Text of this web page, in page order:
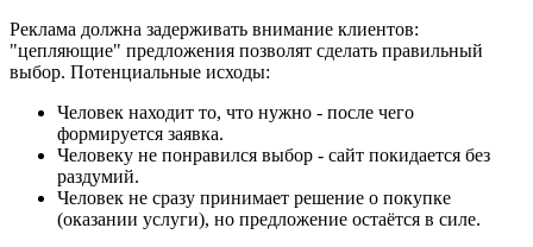
Реклама должна задерживать внимание клиентов:
"цепляющие" предложения позволят сделать правильный
выбор. Потенциальные исходы:
Человек находит то, что нужно - после чего
формируется заявка.
Человеку не понравился выбор - сайт покидается без
раздумий.
Человек не сразу принимает решение о покупке
(оказании услуги), но предложение остаётся в силе.